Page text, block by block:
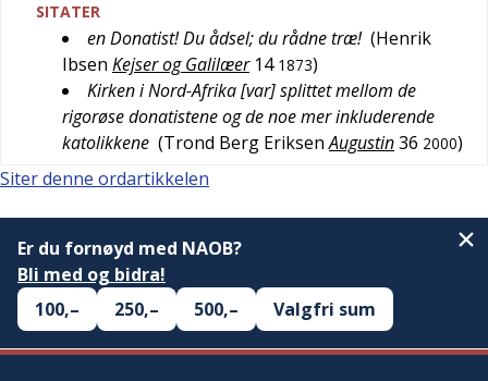
SITATER
en Donatist! Du ådsel; du rådne træ! (Henrik
Ibsen Kejser og Galilæer 14 1873)
Kirken i Nord-Afrika [var] splittet mellom de
rigorøse donatistene og de noe mer inkluderende
katolikkene (Trond Berg Eriksen Augustin36 2000)
Siter denne ordartikkelen
Er du fornøyd med NAOB?
Bli med og bidra!
100,–
250,– 500,– Valgfri sum